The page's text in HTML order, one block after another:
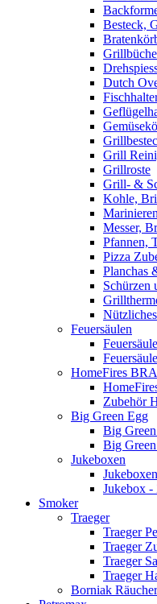
Besteck,
Dutch
Grill
Grillroste
Grill- &
Kohle,
Marinieren
Messer,
Pfannen,
Pizza
Planchas
Schürzen
Feuersäulen
HomeFires
Zubehör
Big Green Egg
Big
Big
Jukeboxen
Jukeboxen
Jukebox -
Smoker
Traeger
Traeger
Traeger
Traeger
Traeger
Borniak